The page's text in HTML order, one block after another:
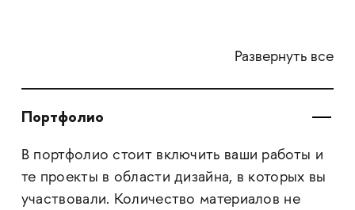
Развернуть все
Портфолио
В портфолио стоит включить ваши работы и
те проекты в области дизайна, в которых вы
участвовали. Количество материалов не